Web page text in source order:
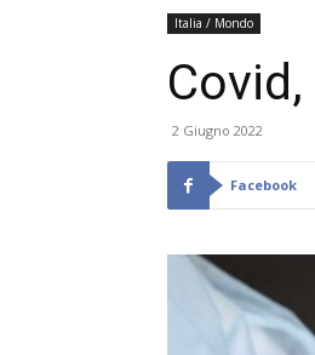
Italia / Mondo
2 Giugno 2022
Facebook